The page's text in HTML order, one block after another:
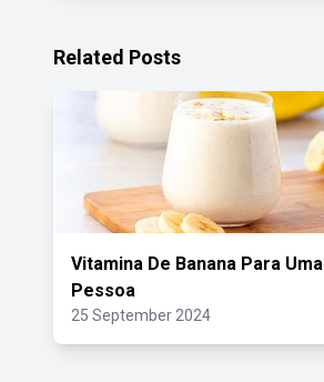
Related Posts
Vitamina De Banana Para Uma
Pessoa
25 September 2024